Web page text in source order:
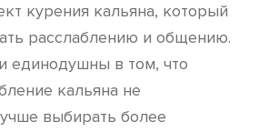
курения кальяна, который
расслаблению и общению.
единодушны в том, что
кальяна не
выбирать более